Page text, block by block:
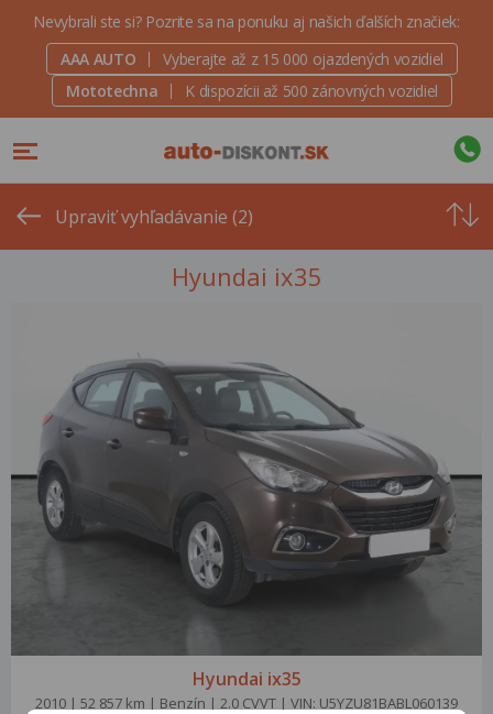
Nevybrali ste si? Pozrite sa na ponuku aj našich ďalších značiek:
AAA AUTO
Vyberajte až z 15 000 ojazdených vozidiel
Mototechna
K dispozícii až 500 zánovných vozidiel
Upraviť vyhľadávanie (2)
ceny
Hyundai ix35
Hyundai ix35
2010 | 52 857 km | Benzín | 2.0 CVVT | VIN: U5YZU81BABL060139